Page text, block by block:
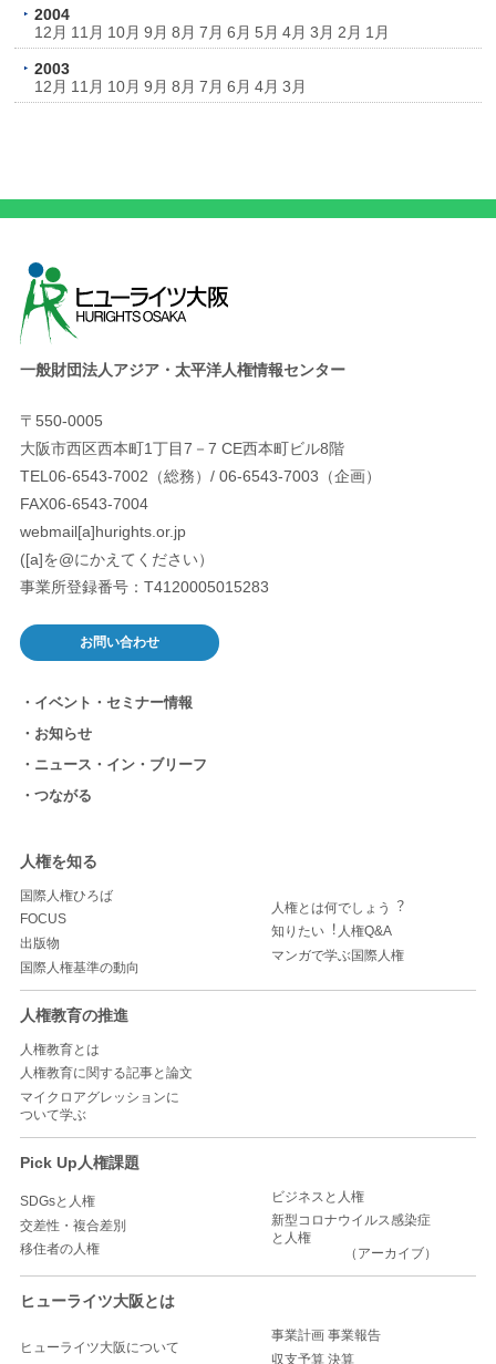
2004
12月 11月 10月 9月 8月 7月 6月 5月 4月 3月 2月 1月
2003
12月 11月 10月 9月 8月 7月 6月 4月 3月
一般財団法人アジア・太平洋人権情報センター
〒550-0005
大阪市西区西本町1丁目7－7 CE西本町ビル8階
TEL06-6543-7002（総務）/ 06-6543-7003（企画）
FAX06-6543-7004
webmail[a]hurights.or.jp
([a]を@にかえてください）
事業所登録番号：T4120005015283
お問い合わせ
イベント・セミナー情報
お知らせ
ニュース・イン・ブリーフ
つながる
人権を知る
国際人権ひろば
FOCUS
出版物
国際人権基準の動向
人権とは何でしょう︖
知りたい︕人権Q&A
マンガで学ぶ国際人権
人権教育の推進
人権教育とは
人権教育に関する記事と論文
マイクロアグレッションに
ついて学ぶ
Pick Up人権課題
SDGsと人権
交差性・複合差別
移住者の人権
ビジネスと人権
新型コロナウイルス感染症
と人権
（アーカイブ）
ヒューライツ大阪とは
ヒューライツ大阪について
事業計画 事業報告
収支予算 決算